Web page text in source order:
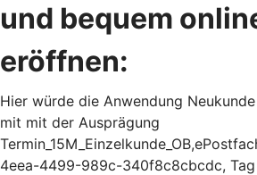
und bequem
eröffnen:
Hier würde die Anwendung
mit mit der Ausprägung
4eea-4499-989c-340f8c8cbcdc,